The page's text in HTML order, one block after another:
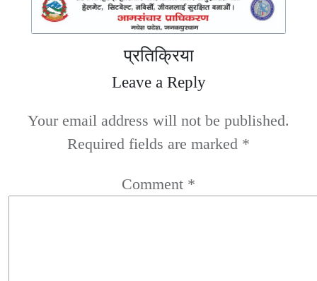
प्रतिक्रिया
Leave a Reply
Your email address will not be published.
Required fields are marked *
Comment *